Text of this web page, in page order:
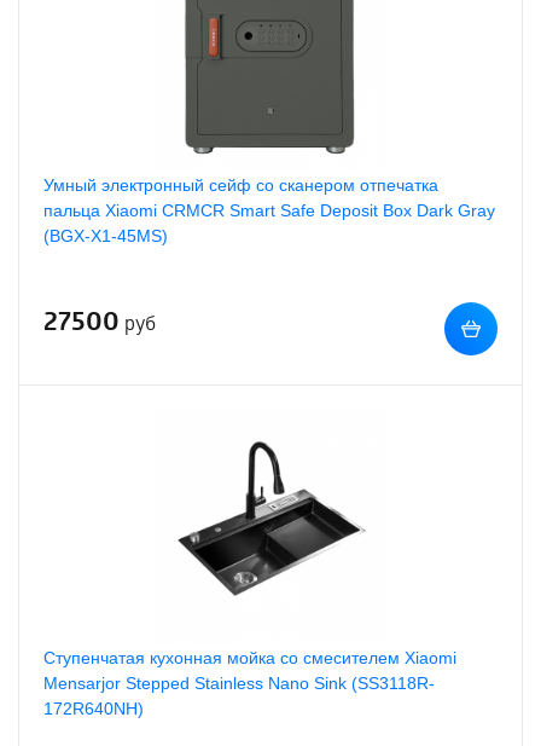
Умный электронный сейф со сканером отпечатка
пальца Xiaomi CRMCR Smart Safe Deposit Box Dark Gray
(BGX-X1-45MS)
27500 руб
Ступенчатая кухонная мойка со смесителем Xiaomi
Mensarjor Stepped Stainless Nano Sink (SS3118R-
172R640NH)